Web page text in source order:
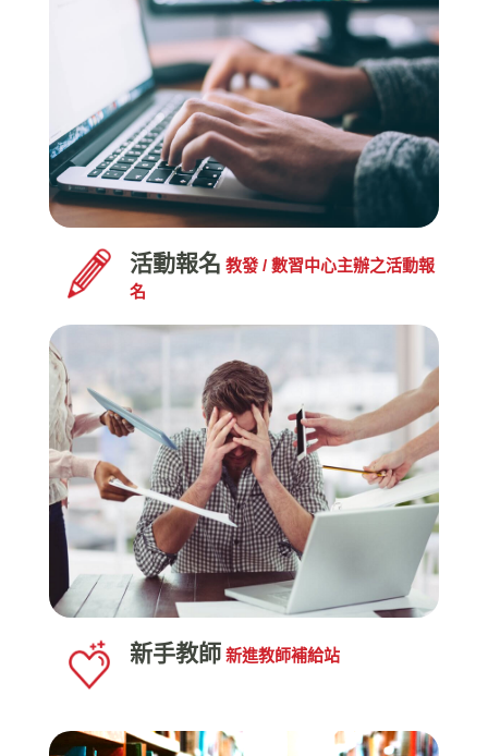
活動報名 教發 / 數習中心主辦之活動報
名
新手教師 新進教師補給站